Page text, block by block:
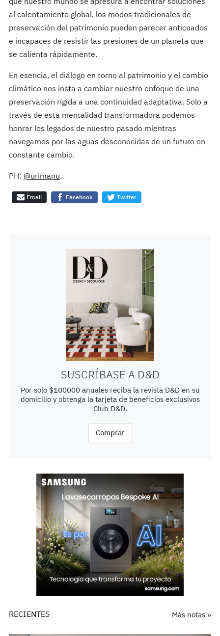
que nuestro mundo se apresura a encontrar soluciones
al calentamiento global, los modos tradicionales de
preservación del patrimonio pueden parecer anticuados
e incapaces de resistir las presiones de un planeta que
se calienta rápidamente.
En esencia, el diálogo en torno al patrimonio y el cambio
climático nos insta a cambiar nuestro enfoque de una
preservación rígida a una continuidad adaptativa. Solo a
través de esta mentalidad transformadora podemos
honrar los legados de nuestro pasado mientras
navegamos por las aguas desconocidas de un futuro en
constante cambio.
PH: @urimanu.
Email Facebook Twitter
SUSCRÍBASE A D&D
Por solo $100000 anuales reciba la revista D&D en su
domicilio y obtenga la tarjeta de beneficios exclusivos
Club D&D.
Comprar
Más notas »
RECIENTES